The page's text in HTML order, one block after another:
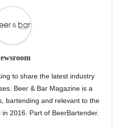
to share the latest industry
Beer & Bar Magazine is a
bartending and relevant to the
2016. Part of BeerBartender.